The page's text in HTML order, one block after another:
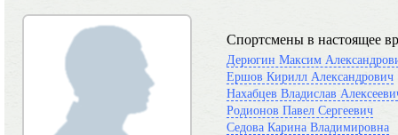
Спортсмены в настоящее
Дерюгин Максим
Ершов Кирилл Александрович
Нахабцев Владислав
Родионов Павел Сергеевич
Седова Карина Владимировна